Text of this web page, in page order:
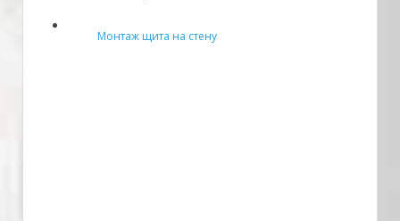
Монтаж щита на стену